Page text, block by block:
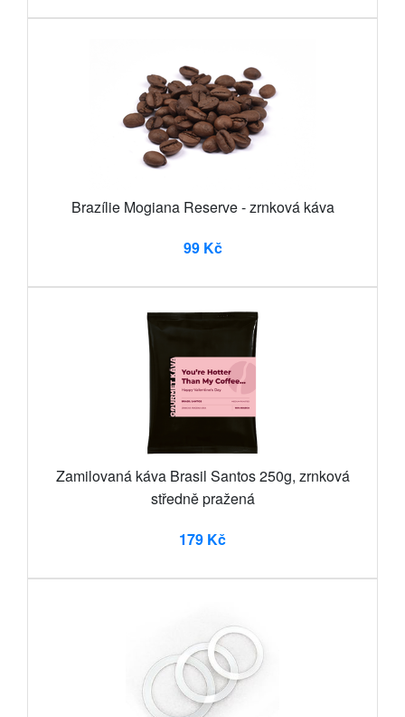
Brazílie Mogiana Reserve - zrnková káva
99 Kč
Zamilovaná káva Brasil Santos 250g, zrnková
středně pražená
179 Kč